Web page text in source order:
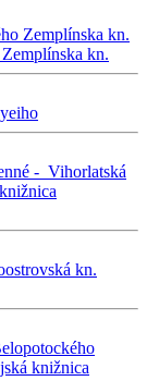
Zemplínska kn.
Zemplínska kn.
- Vihorlatská
kn.
knižnica